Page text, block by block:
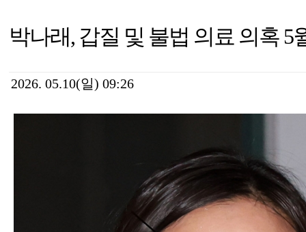
박나래, 갑질 및 불법 의료 의혹 5
2026. 05.10(일) 09:26